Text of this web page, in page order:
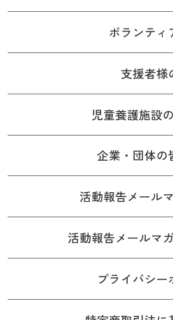
ボランティ
支援者様
児童養護施設
企業・団体の
活動報告メール
活動報告メールマ
プライバシー